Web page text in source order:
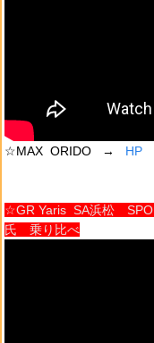
☆MAX ORIDO → HP
☆GR Yaris SA浜松
氏 乗り比べ